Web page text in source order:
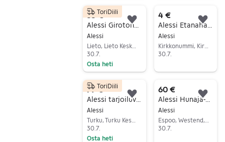
35 €
Alessi
30.7.
Osta heti
ToriDiili
Lisää suosikiksi.
4 €
Alessi
Kirkkonummi, Kirkkonummi Keskus, Uusimaa
30.7.
79 €
Alessi
30.7.
Osta heti
ToriDiili
Lisää suosikiksi.
60 €
Alessi Hunaja-astia
Alessi
30.7.